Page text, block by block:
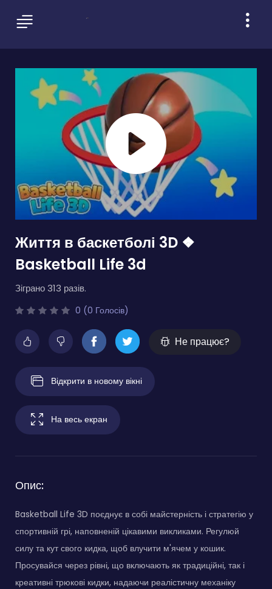
Життя в баскетболі 3D ❖
Basketball Life 3d
Зіграно 313 разів.
0 (0 Голосів)
Не працює?
Відкрити в новому вікні
На весь екран
Опис:
Basketball Life 3D поєднує в собі майстерність і стратегію у
спортивній грі, наповненій цікавими викликами. Регулюй
силу та кут свого кидка, щоб влучити м'ячем у кошик.
Просувайся через рівні, що включають як традиційні, так і
креативні трюкові кидки, надаючи реалістичну механіку